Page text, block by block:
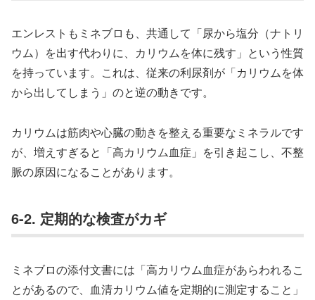
エンレストもミネブロも、共通して「尿から塩分（ナトリ
ウム）を出す代わりに、カリウムを体に残す」という性質
を持っています。これは、従来の利尿剤が「カリウムを体
から出してしまう」のと逆の動きです。
カリウムは筋肉や心臓の動きを整える重要なミネラルです
が、増えすぎると「高カリウム血症」を引き起こし、不整
脈の原因になることがあります。
6-2. 定期的な検査がカギ
ミネブロの添付文書には「高カリウム血症があらわれるこ
とがあるので、血清カリウム値を定期的に測定すること」